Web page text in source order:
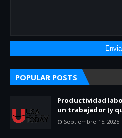
POPULAR POSTS
Productividad
un trabajador (y
Septiembre 15, 2025